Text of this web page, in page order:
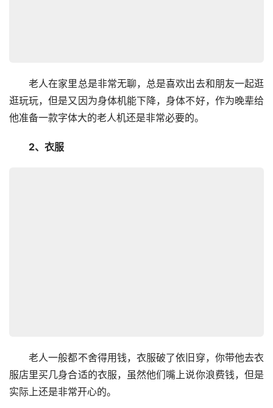
老人在家里总是非常无聊，总是喜欢出去和朋友一起逛
逛玩玩，但是又因为身体机能下降，身体不好，作为晚辈给
他准备一款字体大的老人机还是非常必要的。
2、衣服
老人一般都不舍得用钱，衣服破了依旧穿，你带他去衣
服店里买几身合适的衣服，虽然他们嘴上说你浪费钱，但是
实际上还是非常开心的。